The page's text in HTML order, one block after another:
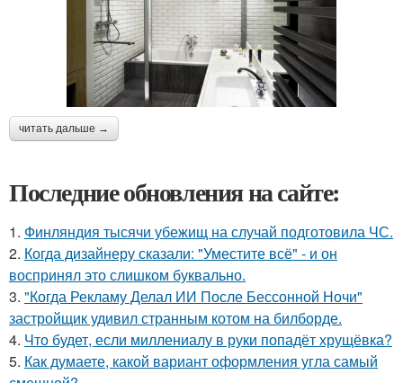
читать дальше →
Последние обновления на сайте:
1. Финляндия тысячи убежищ на случай подготовила ЧС.
2. Когда дизайнеру сказали: "Уместите всё" - и он
воспринял это слишком буквально.
3. "Когда Рекламу Делал ИИ После Бессонной Ночи"
застройщик удивил странным котом на билборде.
4. Что будет, если миллениалу в руки попадёт хрущёвка?
5. Как думаете, какой вариант оформления угла самый